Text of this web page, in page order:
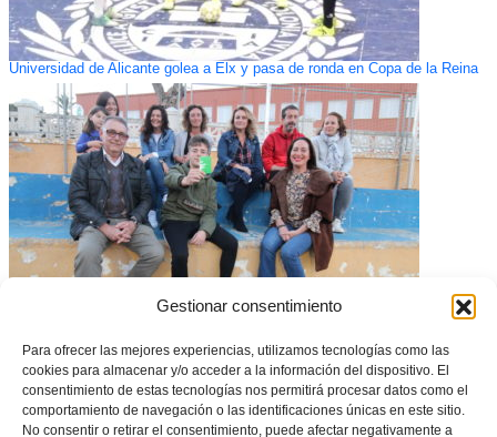
Gestionar consentimiento
Para ofrecer las mejores experiencias, utilizamos tecnologías como las
cookies para almacenar y/o acceder a la información del dispositivo. El
consentimiento de estas tecnologías nos permitirá procesar datos como el
comportamiento de navegación o las identificaciones únicas en este sitio.
No consentir o retirar el consentimiento, puede afectar negativamente a
Universidad de Alicante golea a Elx y pasa de ronda en Copa de la Reina
| REPORTAJE | Tarjeta verde en diferido para la madre del UD Altea-FB
Denia